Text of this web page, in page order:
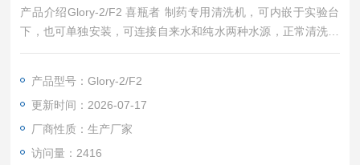
产品介绍Glory-2/F2 喜瓶者 制药专用清洗机，可内嵌于实验台
下，也可单独安装，可连接自来水和纯水两种水源，正常清洗流
程为先用自来水加热与清洁剂进行主洗，然后用纯水对清洗物品
烘干要求时，请选用Glory-F2。
产品型号：Glory-2/F2
更新时间：2026-07-17
厂商性质：生产厂家
访问量：2416